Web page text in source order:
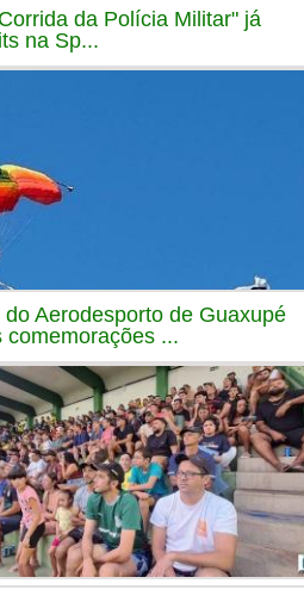
da Polícia Militar" já
na Sp...
Aerodesporto de Guaxupé
comemorações ...